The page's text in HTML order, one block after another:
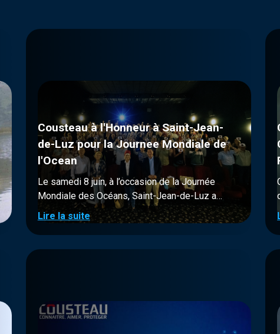
Cousteau à l'Honneur à Saint-Jean-
de-Luz pour la Journee Mondiale de
l'Ocean
Le samedi 8 juin, à l’occasion de la Journée
Mondiale des Océans, Saint-Jean-de-Luz a
célébré l'héritage du Commandant Jacques-Yves
Cousteau avec une journée spéciale organisée
par l’association "Un Nouvel Élan pour Saint-
Jean-de-Luz” présidée par Monsieur Manuel de
Lire la suite